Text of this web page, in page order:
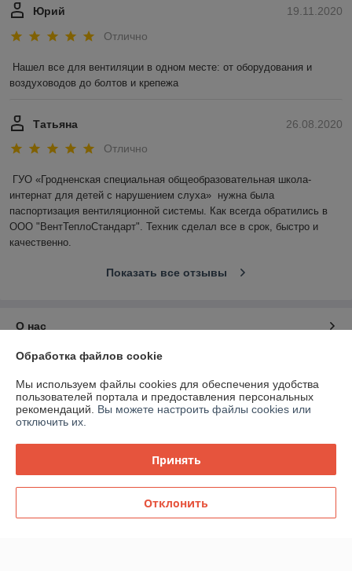
19.11.2020
Юрий
Отлично
Нашел все для вентиляции в одном месте: от оборудования и
воздуховодов до болтов и крепежа
26.08.2020
Татьяна
Отлично
ГУО «Гродненская специальная общеобразовательная школа-
интернат для детей с нарушением слуха»  нужна была
паспортизация вентиляционной системы. Как всегда обратились в
ООО "ВентТеплоСтандарт". Техник сделал все в срок, быстро и
качественно.
Показать все отзывы
О нас
Контакты
Доставка и оплата
Полная версия сайта
Политика обработки cookies
Обработка файлов cookie
Мы используем файлы cookies для обеспечения удобства
пользователей портала и предоставления персональных
рекомендаций. Вы можете настроить файлы cookies или
отключить их.
Принять
Отклонить